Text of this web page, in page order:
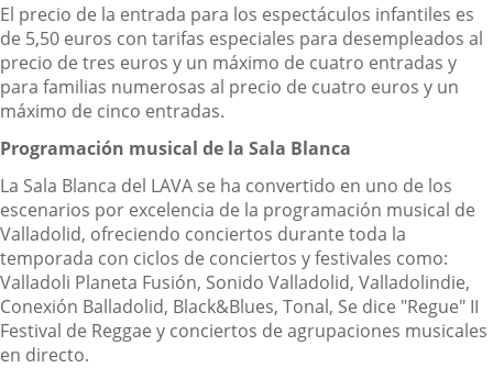
El precio de la entrada para los espectáculos infantiles es
de 5,50 euros con tarifas especiales para desempleados al
precio de tres euros y un máximo de cuatro entradas y
para familias numerosas al precio de cuatro euros y un
máximo de cinco entradas.
Programación musical de la Sala Blanca
La Sala Blanca del LAVA se ha convertido en uno de los
escenarios por excelencia de la programación musical de
Valladolid, ofreciendo conciertos durante toda la
temporada con ciclos de conciertos y festivales como:
Valladoli Planeta Fusión, Sonido Valladolid, Valladolindie,
Conexión Balladolid, Black&Blues, Tonal, Se dice "Regue" II
Festival de Reggae y conciertos de agrupaciones musicales
en directo.